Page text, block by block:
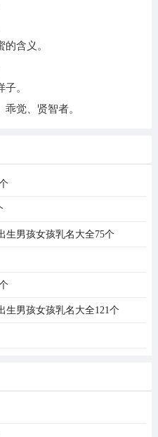
含义。
。
觉、贤智者。
生男孩女孩乳名大全75个
生男孩女孩乳名大全121个